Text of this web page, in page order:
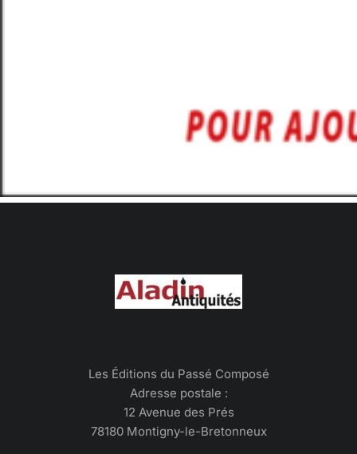
Les Éditions du Passé Composé
Adresse postale :
12 Avenue des Prés
78180 Montigny-le-Bretonneux